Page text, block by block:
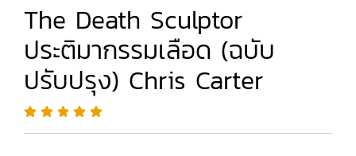
The Death Sculptor
ประติมากรรมเลือด (ฉบับ
ปรับปรุง) Chris Carter